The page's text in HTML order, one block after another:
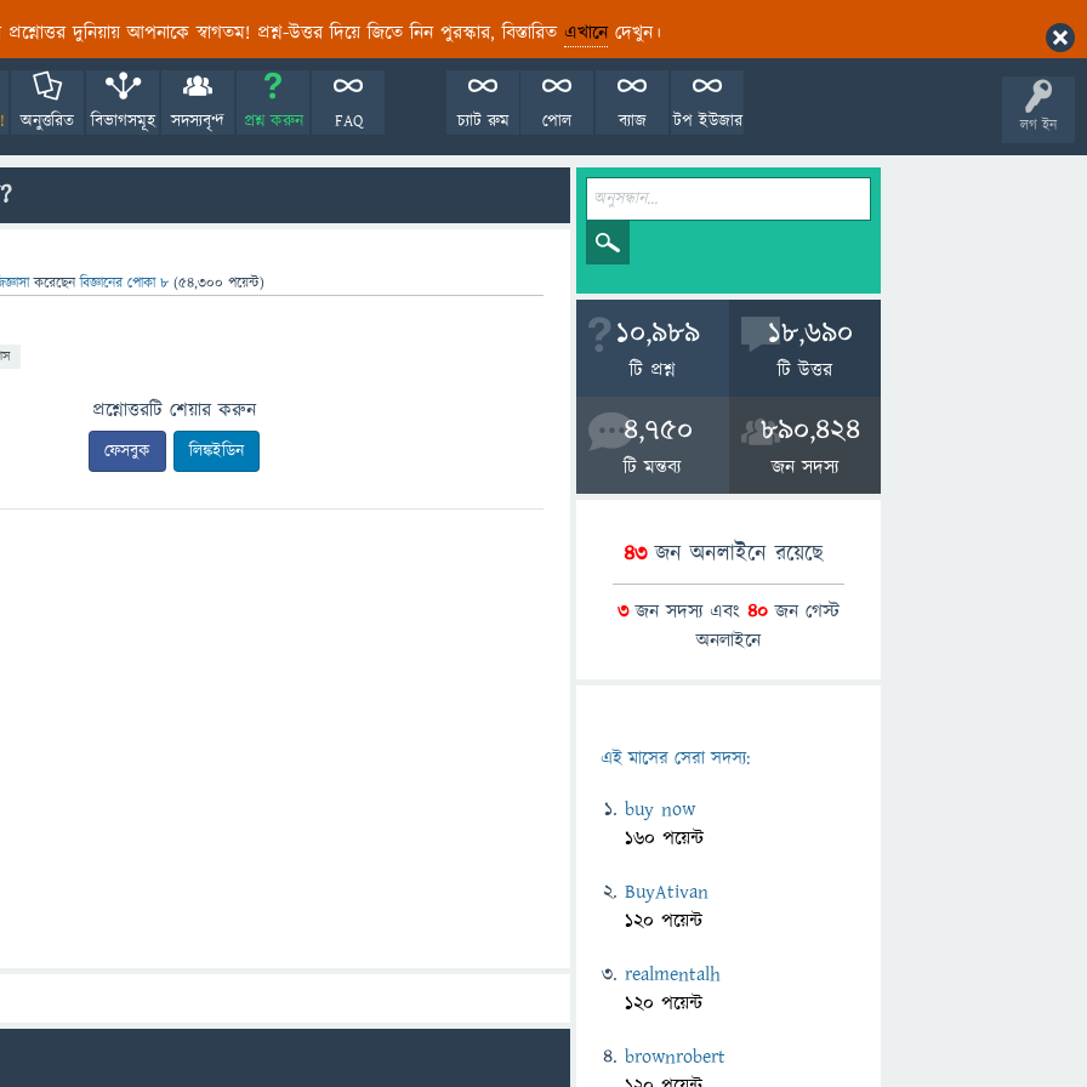
প্রশ্নোত্তর দুনিয়ায় আপনাকে স্বাগতম! প্রশ্ন-উত্তর দিয়ে জিতে নিন পুরস্কার, বিস্তারিত এখানেদেখুন।
লগ ইন
অনুত্তরিত বিভাগসমূহ সদস্যবৃন্দ প্রশ্ন করুন FAQ টপ ইউজার
ব্যাজ
পোল
চ্যাট রুম
করেছেনবিজ্ঞানের পোকা ৮ (54,300 পয়েন্ট)
প্রশ্নোত্তরটি শেয়ার করুন
ফেসবুক লিঙ্কইডিন
10,989
টি প্রশ্ন
18,690
টি উত্তর
4,750
টি মন্তব্য
890,424
জন সদস্য
43জন অনলাইনে রয়েছে
3জন সদস্য এবং 40 জন গেস্ট
অনলাইনে
এই মাসের সেরা সদস্য:
buy now
160 পয়েন্ট
BuyAtivan
120 পয়েন্ট
realmentalh
120 পয়েন্ট
brownrobert